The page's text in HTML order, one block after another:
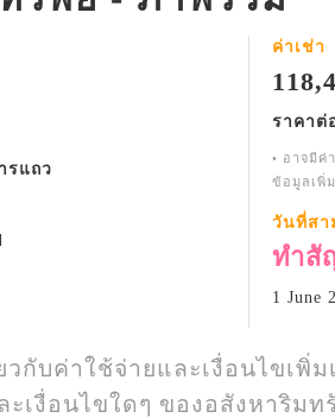
รแถว
ค่าเช่า
ราคาต่
• อาจมีค่
ข้อมูลเพิ่
วันที่สา
ทำสั
1 June
ยวกับค่าใช้จ่ายและเงื่อนไขเ
ะเงื่อนไขใดๆ ของอสังหาริม